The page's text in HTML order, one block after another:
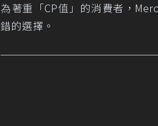
為著重「CP值」的消費者，
錯的選擇。